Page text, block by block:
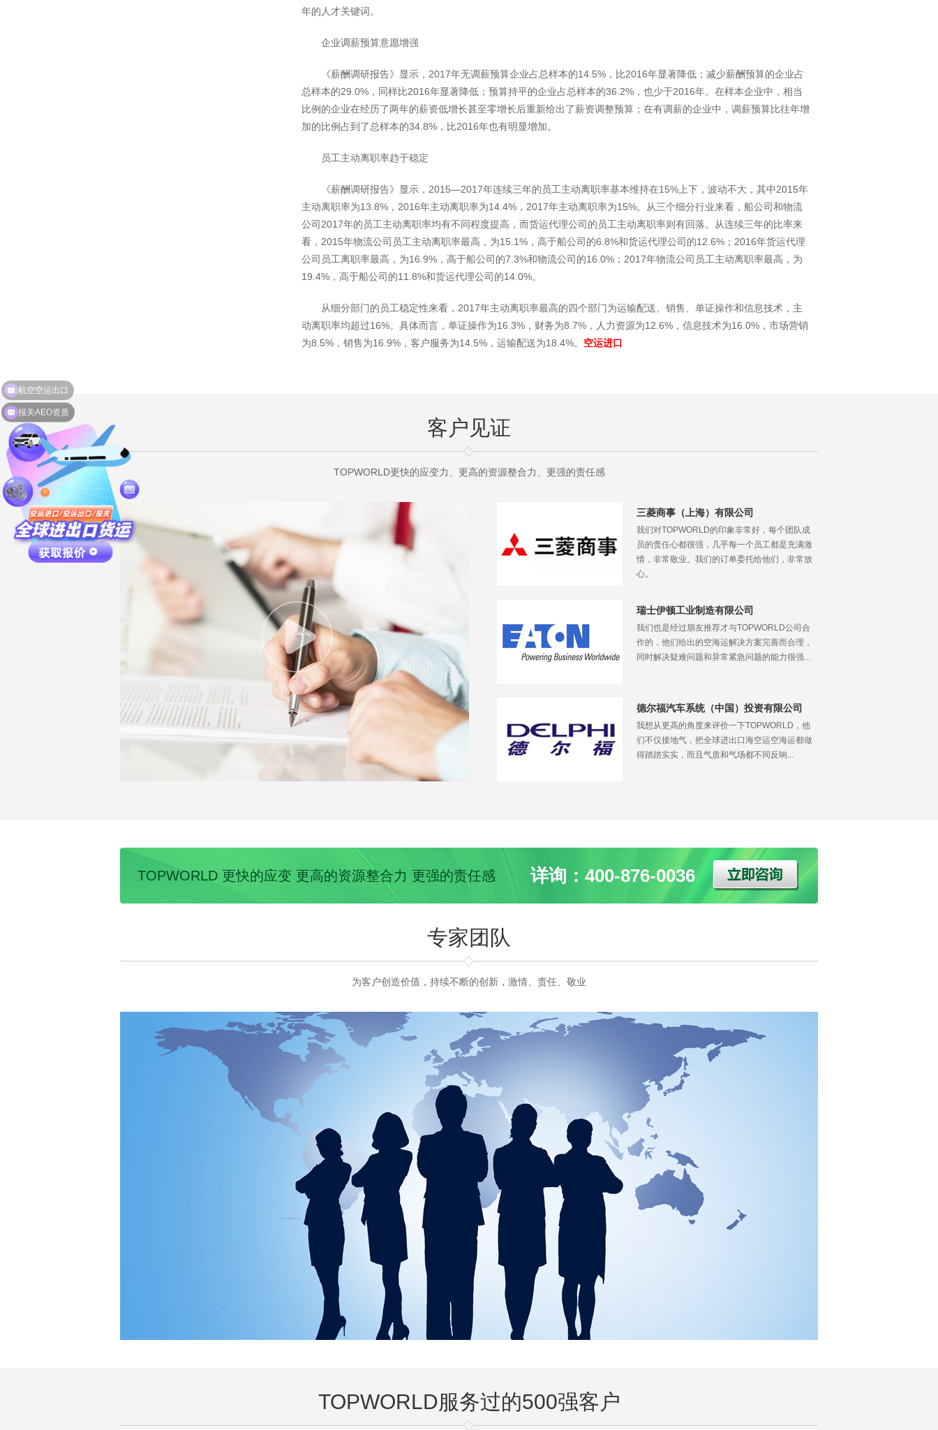
年的人才关键词。
企业调薪预算意愿增强
《薪酬调研报告》显示，2017年无调薪预算企业占总样本的14.5%，比2016年显著降低；减少薪酬预算的企业占
总样本的29.0%，同样比2016年显著降低；预算持平的企业占总样本的36.2%，也少于2016年。在样本企业中，相当
比例的企业在经历了两年的薪资低增长甚至零增长后重新给出了薪资调整预算；在有调薪的企业中，调薪预算比往年增
加的比例占到了总样本的34.8%，比2016年也有明显增加。
员工主动离职率趋于稳定
《薪酬调研报告》显示，2015—2017年连续三年的员工主动离职率基本维持在15%上下，波动不大，其中2015年
主动离职率为13.8%，2016年主动离职率为14.4%，2017年主动离职率为15%。从三个细分行业来看，船公司和物流
公司2017年的员工主动离职率均有不同程度提高，而货运代理公司的员工主动离职率则有回落。从连续三年的比率来
看，2015年物流公司员工主动离职率最高，为15.1%，高于船公司的6.8%和货运代理公司的12.6%；2016年货运代理
公司员工离职率最高，为16.9%，高于船公司的7.3%和物流公司的16.0%；2017年物流公司员工主动离职率最高，为
19.4%，高于船公司的11.8%和货运代理公司的14.0%。
从细分部门的员工稳定性来看，2017年主动离职率最高的四个部门为运输配送、销售、单证操作和信息技术，主
动离职率均超过16%。具体而言，单证操作为16.3%，财务为8.7%，人力资源为12.6%，信息技术为16.0%，市场营销
为8.5%，销售为16.9%，客户服务为14.5%，运输配送为18.4%。 空运进口
客户见证
TOPWORLD更快的应变力、更高的资源整合力、更强的责任感
三菱商事（上海）有限公司
我们对TOPWORLD的印象非常好，每个团队成
员的责任心都很强，几乎每一个员工都是充满激
情，非常敬业。我们的订单委托给他们，非常放
心。
瑞士伊顿工业制造有限公司
我们也是经过朋友推荐才与TOPWORLD公司合
作的，他们给出的空海运解决方案完善而合理，
同时解决疑难问题和异常紧急问题的能力很强...
德尔福汽车系统（中国）投资有限公司
我想从更高的角度来评价一下TOPWORLD，他
们不仅接地气，把全球进出口海空运空海运都做
得踏踏实实，而且气质和气场都不同反响...
TOPWORLD 更快的应变 更高的资源整合力 更强的责任感 详询：400-876-0036
专家团队
为客户创造价值，持续不断的创新，激情、责任、敬业
TOPWORLD服务过的500强客户
报关AEO资质